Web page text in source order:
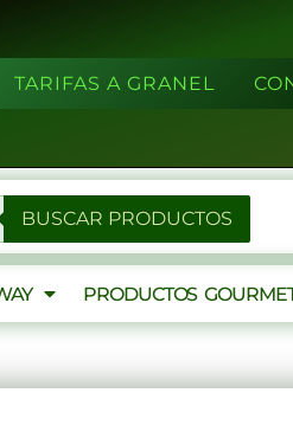
TARIFAS A GRANEL
BUSCAR PRODUCTOS
PRODUCTOS